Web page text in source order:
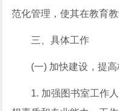
范化管理，使其在教育
三、具体工作
(一) 加快建设，提
1. 加强图书室工作